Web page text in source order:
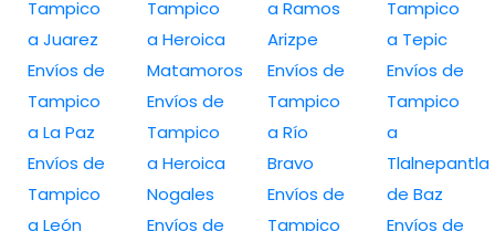
Tampico
a Juarez
Envíos de
Tampico
a La Paz
Envíos de
Tampico
a León
Tampico
a Heroica
Matamoros
Envíos de
Tampico
a Heroica
Nogales
Envíos de
a Ramos
Arizpe
Envíos de
Tampico
a Río
Bravo
Envíos de
Tampico
Tampico
a Tepic
Envíos de
Tampico
a
Tlalnepantla
de Baz
Envíos de